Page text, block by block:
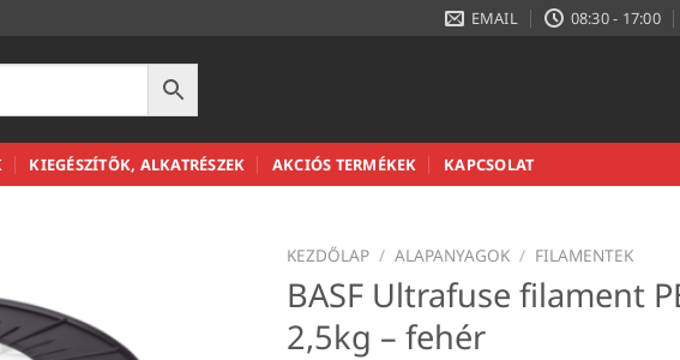
EMAIL 08:30 - 17:00
KIEGÉSZÍTŐK, ALKATRÉSZEK AKCIÓS TERMÉKEK KAPCSOLAT
KEZDŐLAP / ALAPANYAGOK / FILAMENTEK
BASF Ultrafuse filament
2,5kg – fehér